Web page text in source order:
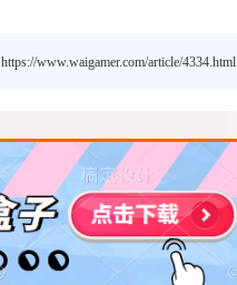
https://www.waigamer.com/article/4334.html